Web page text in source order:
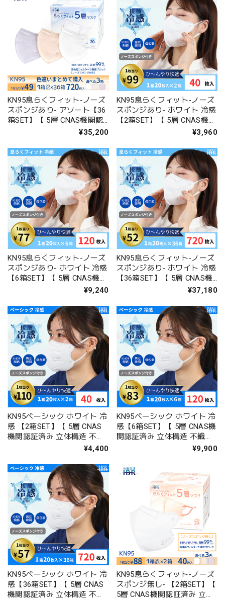
KN95息らくフィット-ノーズ
スポンジあり- アソート【36
箱SET】【 5層 CNAS機関認
証済み 立体構造 不織布マス
¥35,200
KN95息らくフィット-ノーズ
スポンジあり- ホワイト 冷感
【2箱SET】【 5層 CNAS機関
認証済み 立体構造 不織布マ
¥3,960
KN95息らくフィット-ノーズ
スポンジあり- ホワイト 冷感
【6箱SET】【 5層 CNAS機関
認証済み 立体構造 不織布マ
¥9,240
KN95息らくフィット-ノーズ
スポンジあり- ホワイト 冷感
【36箱SET】【 5層 CNAS機
関認証済み 立体構造 不織布
¥37,180
KN95ベーシック ホワイト 冷
感 【2箱SET】【 5層 CNAS
機関認証済み 立体構造 不織
布マスク 個包装 男女兼用 】
¥4,400
KN95ベーシック ホワイト 冷
感【6箱SET】【 5層 CNAS機
関認証済み 立体構造 不織布
マスク 個包装 男女兼用 】
¥9,900
KN95ベーシック ホワイト 冷
感【36箱SET】【 5層 CNAS
機関認証済み 立体構造 不織
KN95息らくフィット-ノーズ
スポンジ無し- 【2箱SET】【
5層 CNAS機関認証済み 立体